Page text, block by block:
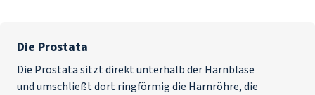
Die Prostata
Die Prostata sitzt direkt unterhalb der Harnblase
und umschließt dort ringförmig die Harnröhre, die